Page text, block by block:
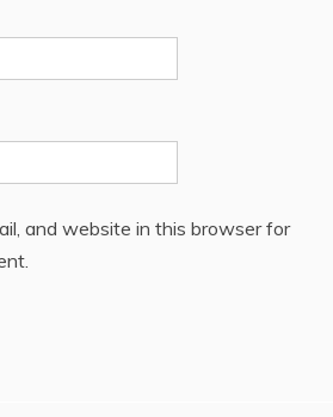
and website in this browser for